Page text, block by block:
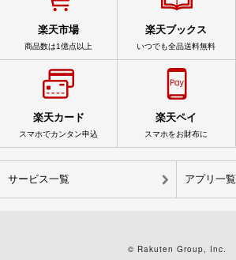
楽天市場
商品数は1億点以上
楽天ブックス
いつでも全品送料無料
楽天カード
スマホでカンタン申込
楽天ペイ
スマホをお財布に
サービス一覧 アプリ一覧
© Rakuten Group, Inc.